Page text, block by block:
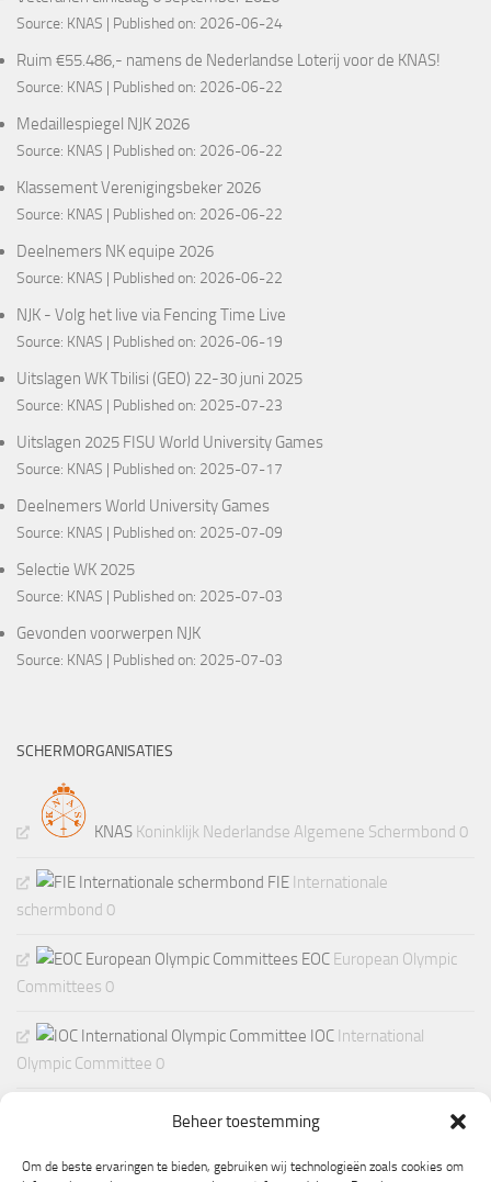
Beheer toestemming
Om de beste ervaringen te bieden, gebruiken wij technologieën zoals cookies om
Source: KNAS Published on: 2026-06-24
Ruim €55.486,- namens de Nederlandse Loterij voor de KNAS!
Source: KNAS Published on: 2026-06-22
Medaillespiegel NJK 2026
Source: KNAS Published on: 2026-06-22
Klassement Verenigingsbeker 2026
Source: KNAS Published on: 2026-06-22
Deelnemers NK equipe 2026
Source: KNAS Published on: 2026-06-22
NJK - Volg het live via Fencing Time Live
Source: KNAS Published on: 2026-06-19
Uitslagen WK Tbilisi (GEO) 22-30 juni 2025
Source: KNAS Published on: 2025-07-23
Uitslagen 2025 FISU World University Games
Source: KNAS Published on: 2025-07-17
Deelnemers World University Games
Source: KNAS Published on: 2025-07-09
Selectie WK 2025
Source: KNAS Published on: 2025-07-03
Gevonden voorwerpen NJK
Source: KNAS Published on: 2025-07-03
SCHERMORGANISATIES
KNAS Koninklijk Nederlandse Algemene Schermbond 0
FIE Internationale
schermbond 0
EOC European Olympic
Committees 0
IOC International
Olympic Committee 0